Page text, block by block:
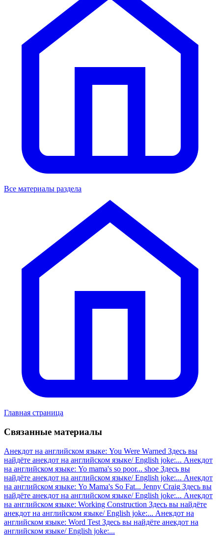
Все материалы раздела
Главная страница
Связанные материалы
Анекдот на английском языке: You Were Warned Здесь вы
найдёте анекдот на английском языке/ English joke:... Анекдот
на английском языке: Yo mama's so poor... shoe Здесь вы
найдёте анекдот на английском языке/ English joke:... Анекдот
на английском языке: Yo Mama's So Fat... Jenny Craig Здесь вы
найдёте анекдот на английском языке/ English joke:... Анекдот
на английском языке: Working Construction Здесь вы найдёте
анекдот на английском языке/ English joke:... Анекдот на
английском языке: Word Test Здесь вы найдёте анекдот на
английском языке/ English joke:...